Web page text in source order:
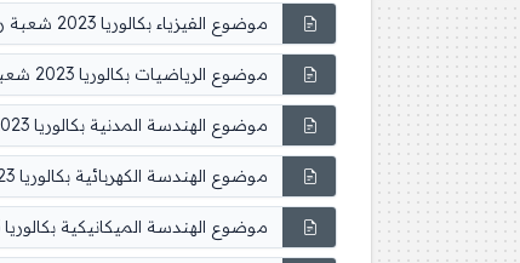
موضوع الفيزياء بكالوريا 2023 شعبة رياضيات وتقني رياضي
موضوع الرياضيات بكالوريا 2023 شعبة تقني رياضي
موضوع الهندسة المدنية بكالوريا 2023 شعبة تقني رياضي
موضوع الهندسة الكهربائية بكالوريا 2023 شعبة تقني رياضي
موضوع الهندسة الميكانيكية بكالوريا 2023 شعبة تقني رياضي